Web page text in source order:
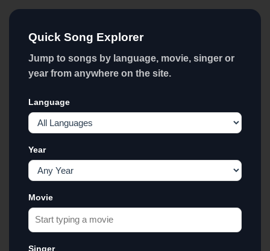
Quick Song Explorer
Jump to songs by language, movie, singer or
year from anywhere on the site.
Language
Year
Movie
Singer